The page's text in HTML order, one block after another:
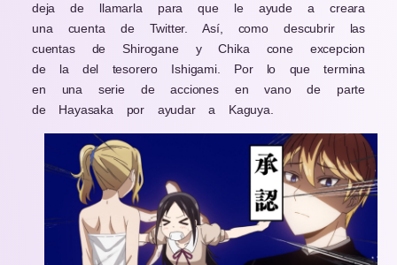
deja de llamarla para que le ayude a creara
una cuenta de Twitter. Así, como descubrir las
cuentas de Shirogane y Chika cone excepcion
de la del tesorero Ishigami. Por lo que termina
en una serie de acciones en vano de parte
de Hayasaka por ayudar a Kaguya.